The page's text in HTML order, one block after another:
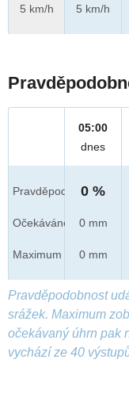
5 km/h
5 km/h
Pravděpod.
Očekáváno
Maximum
05:00
dnes
0 %
0 mm
0 mm
Pravděpodobnost
srážek. Maximum
očekávaný úhrn pak
vychází ze 40